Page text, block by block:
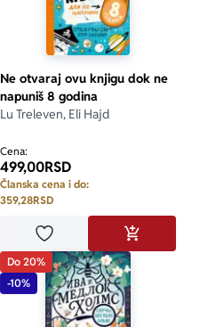
KORPU
Ne otvaraj ovu knjigu dok ne
napuniš 8 godina
Lu Treleven, Eli Hajd
Cena:
499,00RSD
Članska cena i do:
359,28RSD
Dodaj u omiljeneDODAJ U
Do 20%
-10%